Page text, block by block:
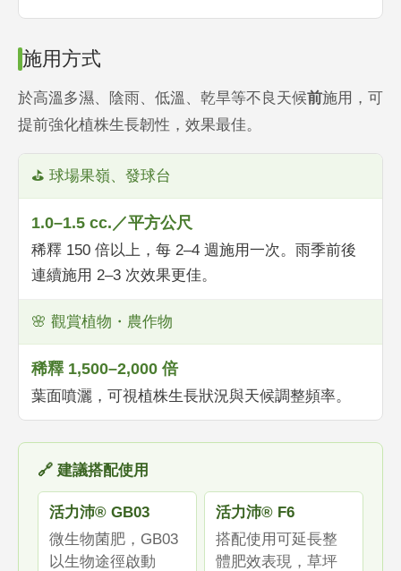
施用方式
於高溫多濕、陰雨、低溫、乾旱等不良天候前施用，可
提前強化植株生長韌性，效果最佳。
⛳ 球場果嶺、發球台
1.0–1.5 cc.／平方公尺
稀釋 150 倍以上，每 2–4 週施用一次。雨季前後
連續施用 2–3 次效果更佳。
🌸 觀賞植物・農作物
稀釋 1,500–2,000 倍
葉面噴灑，可視植株生長狀況與天候調整頻率。
🔗 建議搭配使用
活力沛® GB03
微生物菌肥，GB03
以生物途徑啟動
活力沛® F6
搭配使用可延長整
體肥效表現，草坪